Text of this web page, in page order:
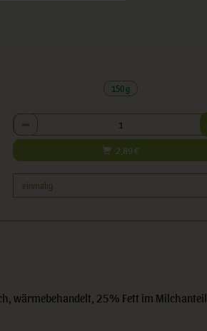
150 g
Anzahl
2,89 €
wärmebehandelt, 25% Fett im Milchanteil